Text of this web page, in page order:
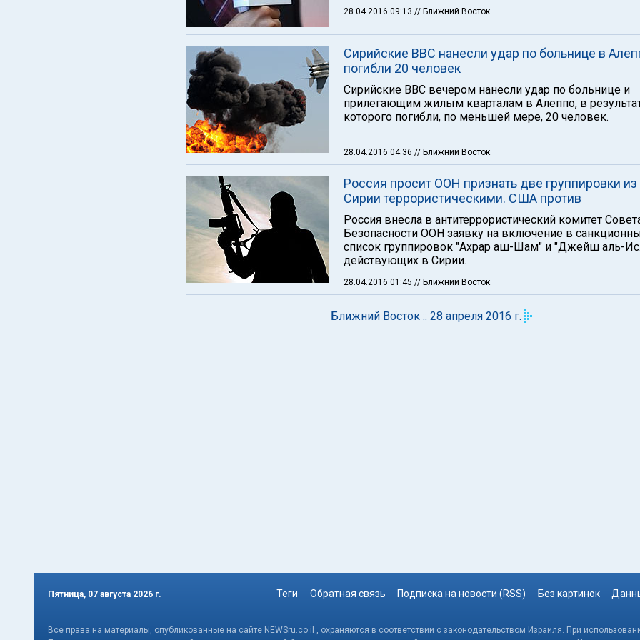
28.04.2016 09:13 // Ближний Восток
Сирийские ВВС нанесли удар по больнице в
погибли 20 человек
Сирийские ВВС вечером нанесли удар по больнице и
прилегающим жилым кварталам в Алеппо, в
которого погибли, по меньшей мере, 20 человек.
28.04.2016 04:36 // Ближний Восток
Россия просит ООН признать две группировки из
Сирии террористическими. США против
Россия внесла в антитеррористический комитет
Безопасности ООН заявку на включение в
список группировок "Ахрар аш-Шам" и "Джейш аль-
действующих в Сирии.
28.04.2016 01:45 // Ближний Восток
Ближний Восток :: 28 апреля 2016 г.
Пятница, 07 августа 2026 г. Теги Обратная связь Подписка на новости (RSS) Без картинок
Все права на материалы, опубликованные на сайте NEWSru.co.il , охраняются в соответствии с законодательством Израиля. При